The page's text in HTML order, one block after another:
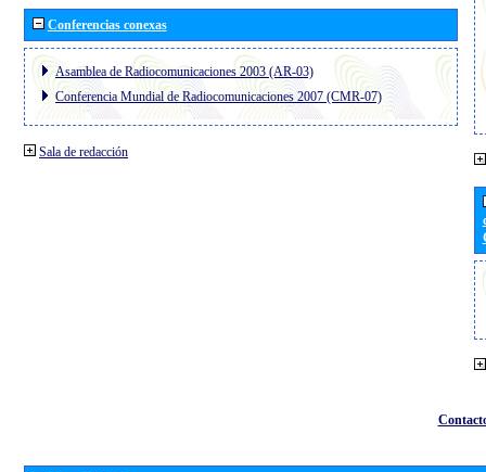
Conferencias conexas
Asamblea de Radiocomunicaciones 2003 (AR-03)
Conferencia Mundial de Radiocomunicaciones 2007 (CMR-07)
Sala de redacción